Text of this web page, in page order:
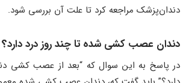
دندان‌پزشک مراجعه کرد تا علت آن بررسی شود.
دندان عصب کشی شده تا چند روز درد دارد؟
در پاسخ به این سوال که “بعد از عصب کشی